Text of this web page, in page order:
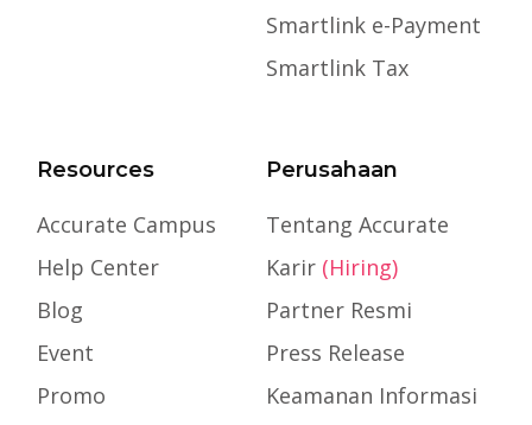
Smartlink e-Payment
Smartlink Tax
Resources
Accurate Campus
Help Center
Blog
Event
Promo
Perusahaan
Tentang Accurate
Karir (Hiring)
Partner Resmi
Press Release
Keamanan Informasi